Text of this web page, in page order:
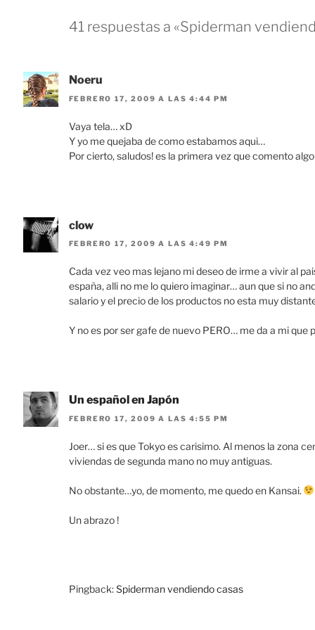
41 respuestas a «Spiderman
Noeru
FEBRERO 17, 2009 A LAS 4:44 PM
Vaya tela… xD
Y yo me quejaba de como estabamos aqui…
Por cierto, saludos! es la primera vez que comento
clow
FEBRERO 17, 2009 A LAS 4:49 PM
Cada vez veo mas lejano mi deseo de irme a vivir al
españa, alli no me lo quiero imaginar… aun que si no
salario y el precio de los productos no esta muy
Y no es por ser gafe de nuevo PERO… me da a mi
Un español en Japón
FEBRERO 17, 2009 A LAS 4:55 PM
Joer… si es que Tokyo es carisimo. Al menos la zona
viviendas de segunda mano no muy antiguas.
No obstante…yo, de momento, me quedo en Kansai.
Un abrazo !
Pingback:Spiderman vendiendo casas